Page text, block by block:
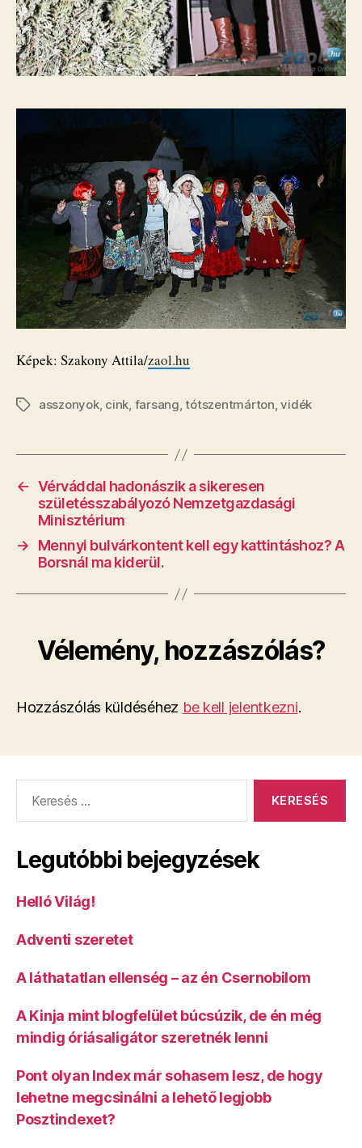
Képek: Szakony Attila/zaol.hu
Címkékasszonyok, cink, farsang,tótszentmárton,vidék
← Vérváddal hadonászik a sikeresen
születésszabályozó Nemzetgazdasági
Minisztérium
→
Mennyi bulvárkontent kell egy kattintáshoz? A
Borsnál ma kiderül.
Vélemény, hozzászólás?
Hozzászólás küldéséhez be kell jelentkezni.
Legutóbbi bejegyzések
Helló Világ!
Adventi szeretet
A láthatatlan ellenség – az én Csernobilom
A Kinja mint blogfelület búcsúzik, de én még
mindig óriásaligátor szeretnék lenni
Pont olyan Index már sohasem lesz, de hogy
lehetne megcsinálni a lehető legjobb
Posztindexet?